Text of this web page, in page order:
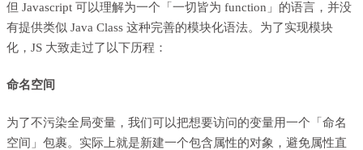
但 Javascript 可以理解为一个「一切皆为 function」的语言，并没
有提供类似 Java Class 这种完善的模块化语法。为了实现模块
化，JS 大致走过了以下历程：
命名空间
为了不污染全局变量，我们可以把想要访问的变量用一个「命名
空间」包裹。实际上就是新建一个包含属性的对象，避免属性直